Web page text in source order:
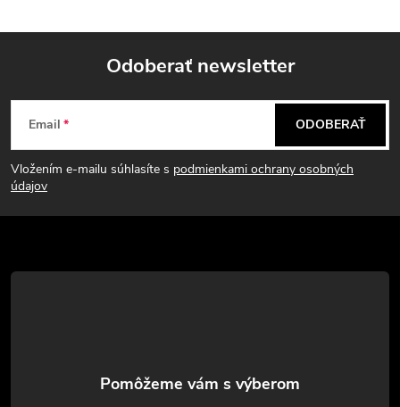
Z
á
p
t
Odoberať newsletter
Email
Vložením e-mailu súhlasíte s podmienkami ochrany osobných
údajov
ODOBERAŤ